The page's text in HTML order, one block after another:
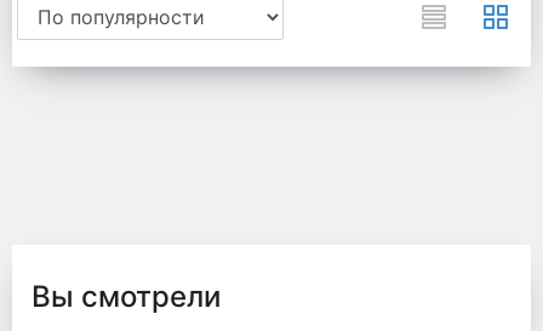
Вы смотрели